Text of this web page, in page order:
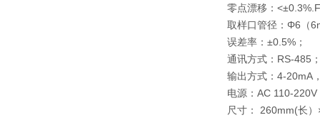
零点漂移：
取样口管径：Φ6（
误差率：±0.5%；
通讯方式：RS-485
输出方式：4-20mA
电源：AC 110-220V
尺寸： 260mm(长